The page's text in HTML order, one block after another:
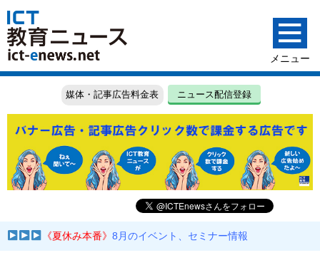
媒体・記事広告料金表 ニュース配信登録
《夏休み本番》8月のイベント、セミナー情報